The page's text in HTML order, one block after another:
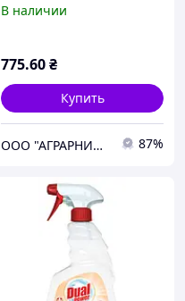
5 дм3, 0,0044 т)
В наличии
775.60₴
Купить
ООО "АГРАРНИК ТС", г. Харьков 87%